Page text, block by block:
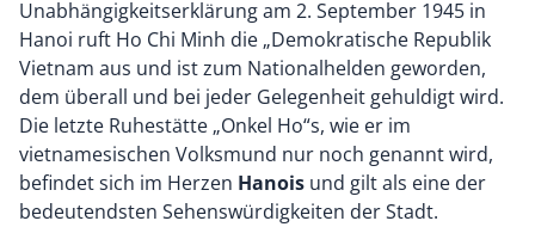
Unabhängigkeitserklärung am 2. September 1945 in
Hanoi ruft Ho Chi Minh die „Demokratische Republik
Vietnam aus und ist zum Nationalhelden geworden,
dem überall und bei jeder Gelegenheit gehuldigt wird.
Die letzte Ruhestätte „Onkel Ho“s, wie er im
vietnamesischen Volksmund nur noch genannt wird,
befindet sich im Herzen Hanois und gilt als eine der
bedeutendsten Sehenswürdigkeiten der Stadt.